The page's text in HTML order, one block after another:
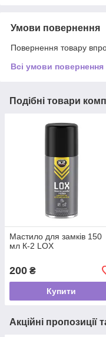
Умови повернення
Повернення товару
Всі умови повернення
Подібні товари
Мастило для замків 150
мл К-2 LOX
200 ₴
Купити
Акційні пропозиції